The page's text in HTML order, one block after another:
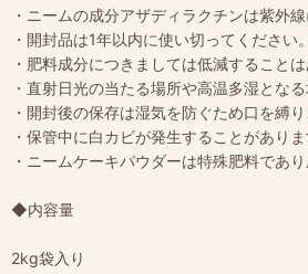
・ニームの成分アザディラクチンは紫外
・開封品は1年以内に使い切ってくださ
・肥料成分につきましては低減すること
・直射日光の当たる場所や高温多湿とな
・開封後の保存は湿気を防ぐため口を縛
・保管中に白カビが発生することがあり
・ニームケーキパウダーは特殊肥料であ
◆内容量
2kg袋入り